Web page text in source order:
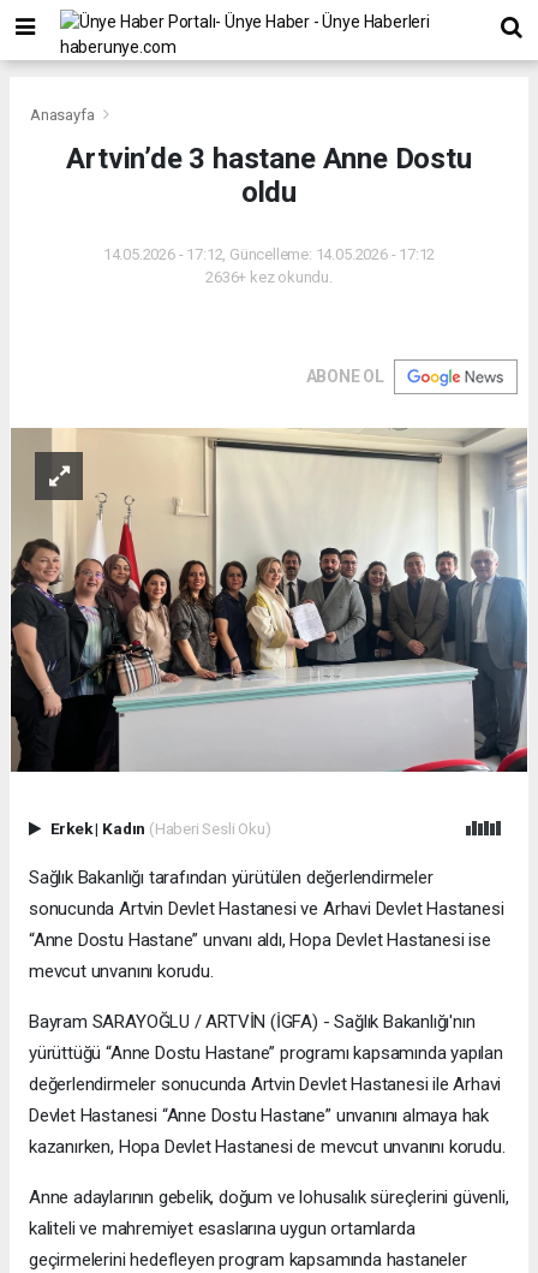
Anasayfa
Artvin’de 3 hastane Anne Dostu
oldu
14.05.2026 - 17:12, Güncelleme: 14.05.2026 - 17:12
2636+ kez okundu.
ABONE OL
Erkek| Kadın (Haberi Sesli Oku)
Sağlık Bakanlığı tarafından yürütülen değerlendirmeler
sonucunda Artvin Devlet Hastanesi ve Arhavi Devlet Hastanesi
“Anne Dostu Hastane” unvanı aldı, Hopa Devlet Hastanesi ise
mevcut unvanını korudu.
Bayram SARAYOĞLU / ARTVİN (İGFA) - Sağlık Bakanlığı'nın
yürüttüğü “Anne Dostu Hastane” programı kapsamında yapılan
değerlendirmeler sonucunda Artvin Devlet Hastanesi ile Arhavi
Devlet Hastanesi “Anne Dostu Hastane” unvanını almaya hak
kazanırken, Hopa Devlet Hastanesi de mevcut unvanını korudu.
Anne adaylarının gebelik, doğum ve lohusalık süreçlerini güvenli,
kaliteli ve mahremiyet esaslarına uygun ortamlarda
geçirmelerini hedefleyen program kapsamında hastaneler